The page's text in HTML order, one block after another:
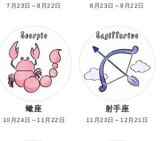
7月23日～8月22日 8月23日～9月22日
蠍座
10月24日～11月22日
射手座
11月23日～12月21日